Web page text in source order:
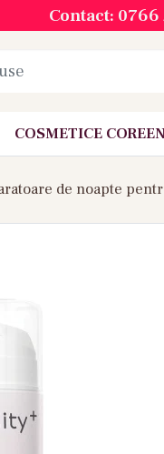
Contact:
COSMETICE
de noapte